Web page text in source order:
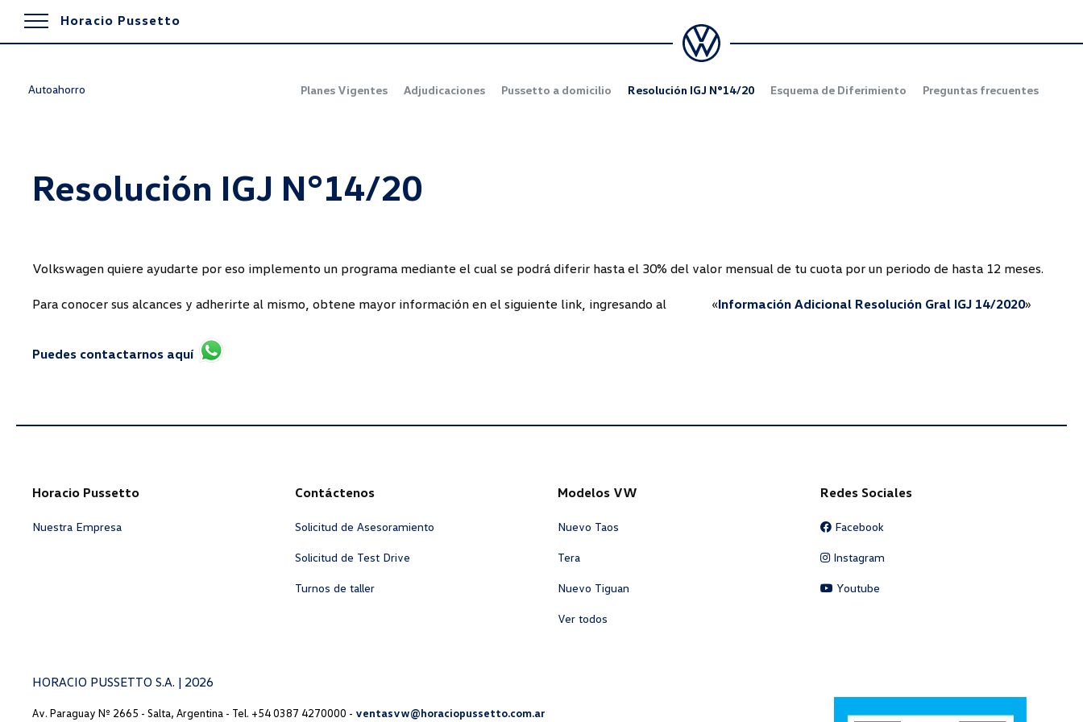
Horacio Pussetto
Autoahorro Planes Vigentes Adjudicaciones Pussetto a domicilio Resolución IGJ N°14/20 Esquema de Diferimiento Preguntas frecuentes
Resolución IGJ N°14/20
Volkswagen quiere ayudarte por eso implemento un programa mediante el cual se podrá diferir hasta el 30% del valor mensual de tu cuota por un periodo de hasta 12 meses.
Para conocer sus alcances y adherirte al mismo, obtene mayor información en el siguiente link, ingresando al «Información Adicional Resolución Gral IGJ 14/2020»
Puedes contactarnos aquí
Horacio Pussetto
Nuestra Empresa
Contáctenos
Solicitud de Asesoramiento
Solicitud de Test Drive
Turnos de taller
Modelos VW
Nuevo Taos
Tera
Nuevo Tiguan
Ver todos
Redes Sociales
Facebook
Instagram
Youtube
HORACIO PUSSETTO S.A. | 2026
Av. Paraguay Nº 2665 - Salta, Argentina - Tel. +54 0387 4270000 - ventasvw@horaciopussetto.com.ar